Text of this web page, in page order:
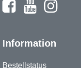
Information
Bestellstatus